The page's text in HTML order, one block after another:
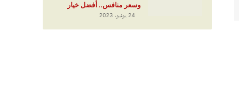
وسعر منافس.. أفضل خيار
24 يونيو، 2023